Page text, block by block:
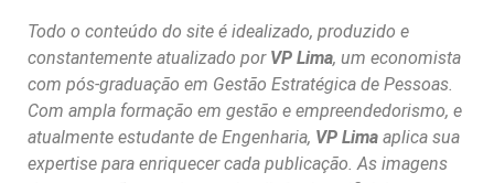
Todo o conteúdo do site é idealizado, produzido e
constantemente atualizado por VP Lima, um economista
com pós-graduação em Gestão Estratégica de Pessoas.
Com ampla formação em gestão e empreendedorismo, e
atualmente estudante de Engenharia, VP Lima aplica sua
expertise para enriquecer cada publicação. As imagens